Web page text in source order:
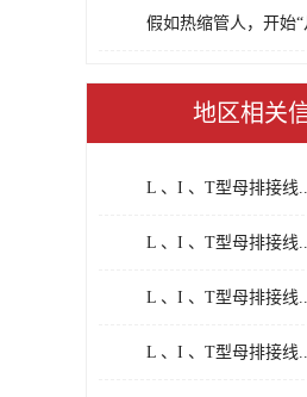
假如热缩管人，开始“
地区相关
L 、I 、T型母排接线
L 、I 、T型母排接线
L 、I 、T型母排接线
L 、I 、T型母排接线